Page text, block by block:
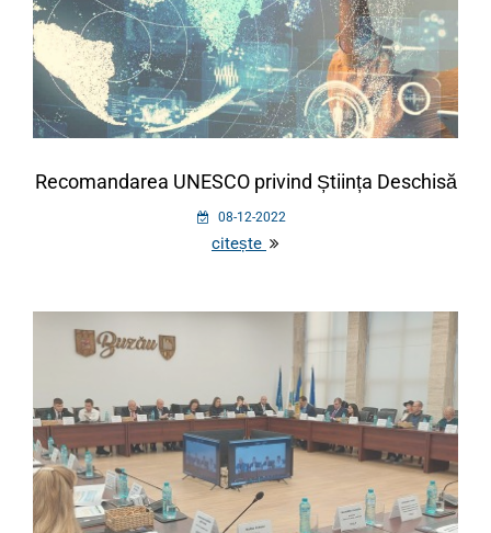
Recomandarea UNESCO privind Știința Deschisă
08-12-2022
citește